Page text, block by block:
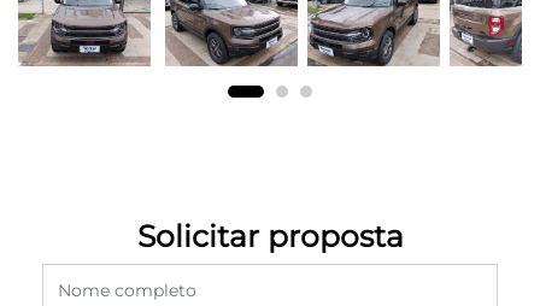
Solicitar proposta